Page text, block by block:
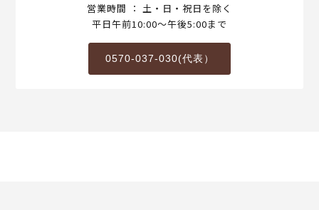
営業時間 ： 土・日・祝日を除く
平日午前10:00～午後5:00まで
0570-037-030(代表）